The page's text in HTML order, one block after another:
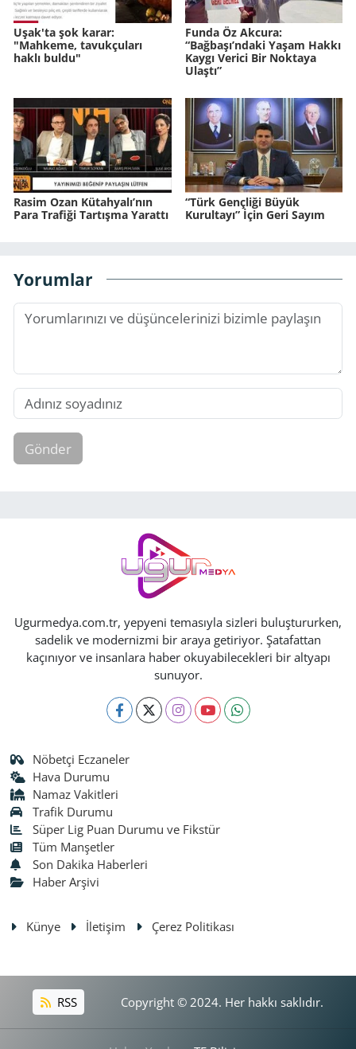
Uşak'ta şok karar:
"Mahkeme, tavukçuları
haklı buldu"
Funda Öz Akcura:
“Bağbaşı’ndaki Yaşam Hakkı
Kaygı Verici Bir Noktaya
Ulaştı”
Rasim Ozan Kütahyalı’nın
Para Trafiği Tartışma Yarattı
“Türk Gençliği Büyük
Kurultayı” İçin Geri Sayım
Yorumlar
Gönder
Ugurmedya.com.tr, yepyeni temasıyla sizleri buluştururken,
sadelik ve modernizmi bir araya getiriyor. Şatafattan
kaçınıyor ve insanlara haber okuyabilecekleri bir altyapı
sunuyor.
Nöbetçi Eczaneler
Hava Durumu
Namaz Vakitleri
Trafik Durumu
Süper Lig Puan Durumu ve Fikstür
Tüm Manşetler
Son Dakika Haberleri
Haber Arşivi
Künye İletişim Çerez Politikası
RSS Copyright © 2024. Her hakkı saklıdır.